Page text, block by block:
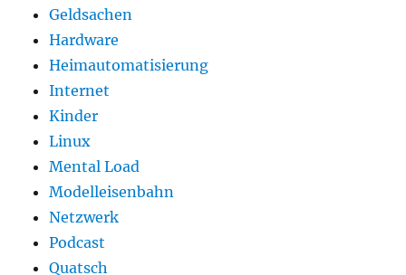
Geldsachen
Hardware
Heimautomatisierung
Internet
Kinder
Linux
Mental Load
Modelleisenbahn
Netzwerk
Podcast
Quatsch